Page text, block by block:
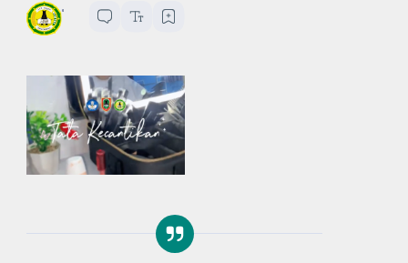
SLBN Daha Selatan
menit baca